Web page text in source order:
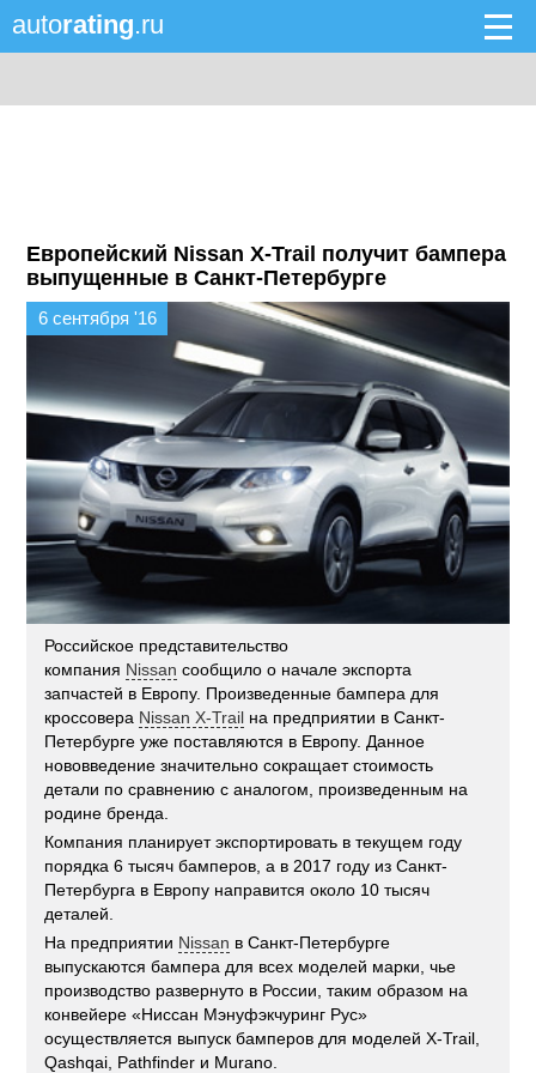
autorating.ru
Европейский Nissan X-Trail получит бампера
выпущенные в Санкт-Петербурге
6 сентября '16
Российское представительство
компания Nissan сообщило о начале экспорта
запчастей в Европу. Произведенные бампера для
кроссовера Nissan X-Trail на предприятии в Санкт-
Петербурге уже поставляются в Европу. Данное
нововведение значительно сокращает стоимость
детали по сравнению с аналогом, произведенным на
родине бренда.
Компания планирует экспортировать в текущем году
порядка 6 тысяч бамперов, а в 2017 году из Санкт-
Петербурга в Европу направится около 10 тысяч
деталей.
На предприятии Nissan в Санкт-Петербурге
выпускаются бампера для всех моделей марки, чье
производство развернуто в России, таким образом на
конвейере «Ниссан Мэнуфэкчуринг Рус»
осуществляется выпуск бамперов для моделей X-Trail,
Qashqai, Pathfinder и Murano.